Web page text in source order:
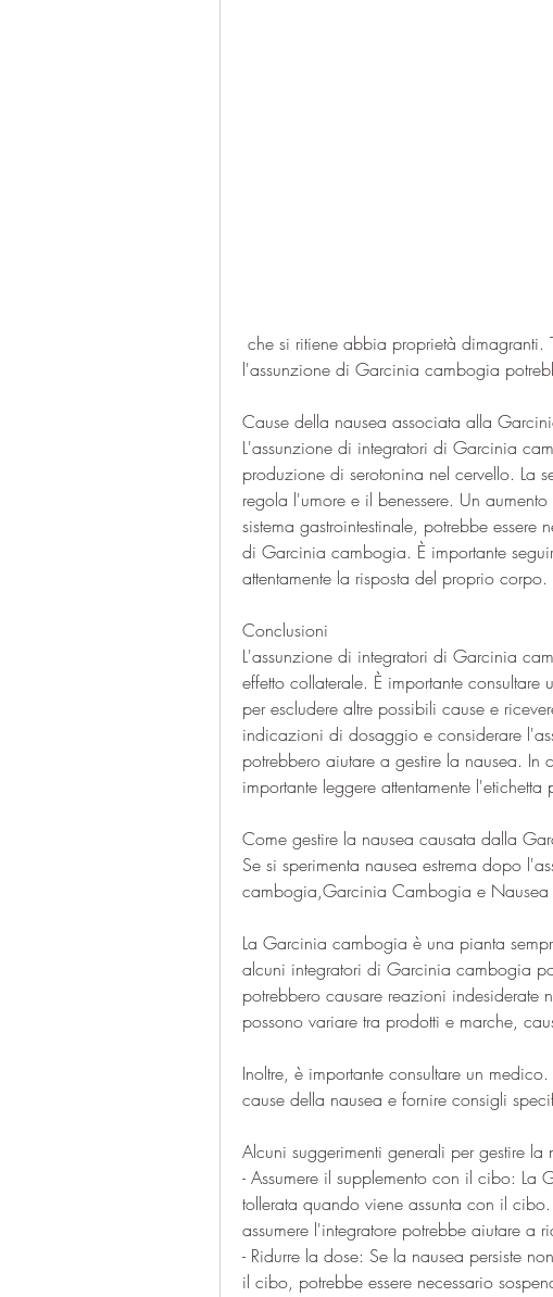
l'assunzione di Garcinia cambogia
Cause della nausea associata alla
L'assunzione di integratori di Garcinia
produzione di serotonina nel cervello. La
regola l'umore e il benessere. Un
sistema gastrointestinale, potrebbe essere
di Garcinia cambogia. È importante
attentamente la risposta del proprio corpo.
Conclusioni
L'assunzione di integratori di Garcinia
effetto collaterale. È importante
per escludere altre possibili cause e
indicazioni di dosaggio e considerare
potrebbero aiutare a gestire la nausea.
importante leggere attentamente
Come gestire la nausea causata dalla
Se si sperimenta nausea estrema dopo
cambogia,Garcinia Cambogia e Nausea
La Garcinia cambogia è una pianta
alcuni integratori di Garcinia cambogia
potrebbero causare reazioni indesiderate
possono variare tra prodotti e marche,
Inoltre, è importante consultare un
cause della nausea e fornire consigli
Alcuni suggerimenti generali per gestire la
- Assumere il supplemento con il cibo:
tollerata quando viene assunta con il
assumere l'integratore potrebbe aiutare a
- Ridurre la dose: Se la nausea persiste
il cibo, potrebbe essere necessario